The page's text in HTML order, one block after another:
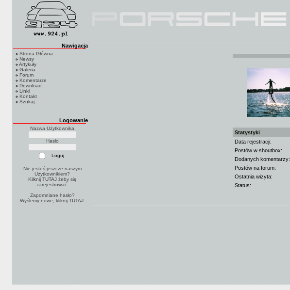
Nawigacja
Strona Główna
Newsy
Artykuły
Galeria
Forum
Komentarze
Download
Linki
Kontakt
Szukaj
Logowanie
Nazwa Użytkownika
Hasło
Nie jesteś jeszcze naszym
Użytkownikiem?
Kilknij TUTAJżeby się
zarejestrować.
Zapomniane hasło?
Wyślemy nowe, kliknij TUTAJ.
Statystyki
Data rejestracji:
Postów w shoutbox:
Dodanych komentarzy:
Postów na forum:
Ostatnia wizyta:
Status: